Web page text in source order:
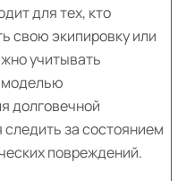
для тех, кто
свою экипировку или
учитывать
моделью
долговечной
за состоянием
повреждений.